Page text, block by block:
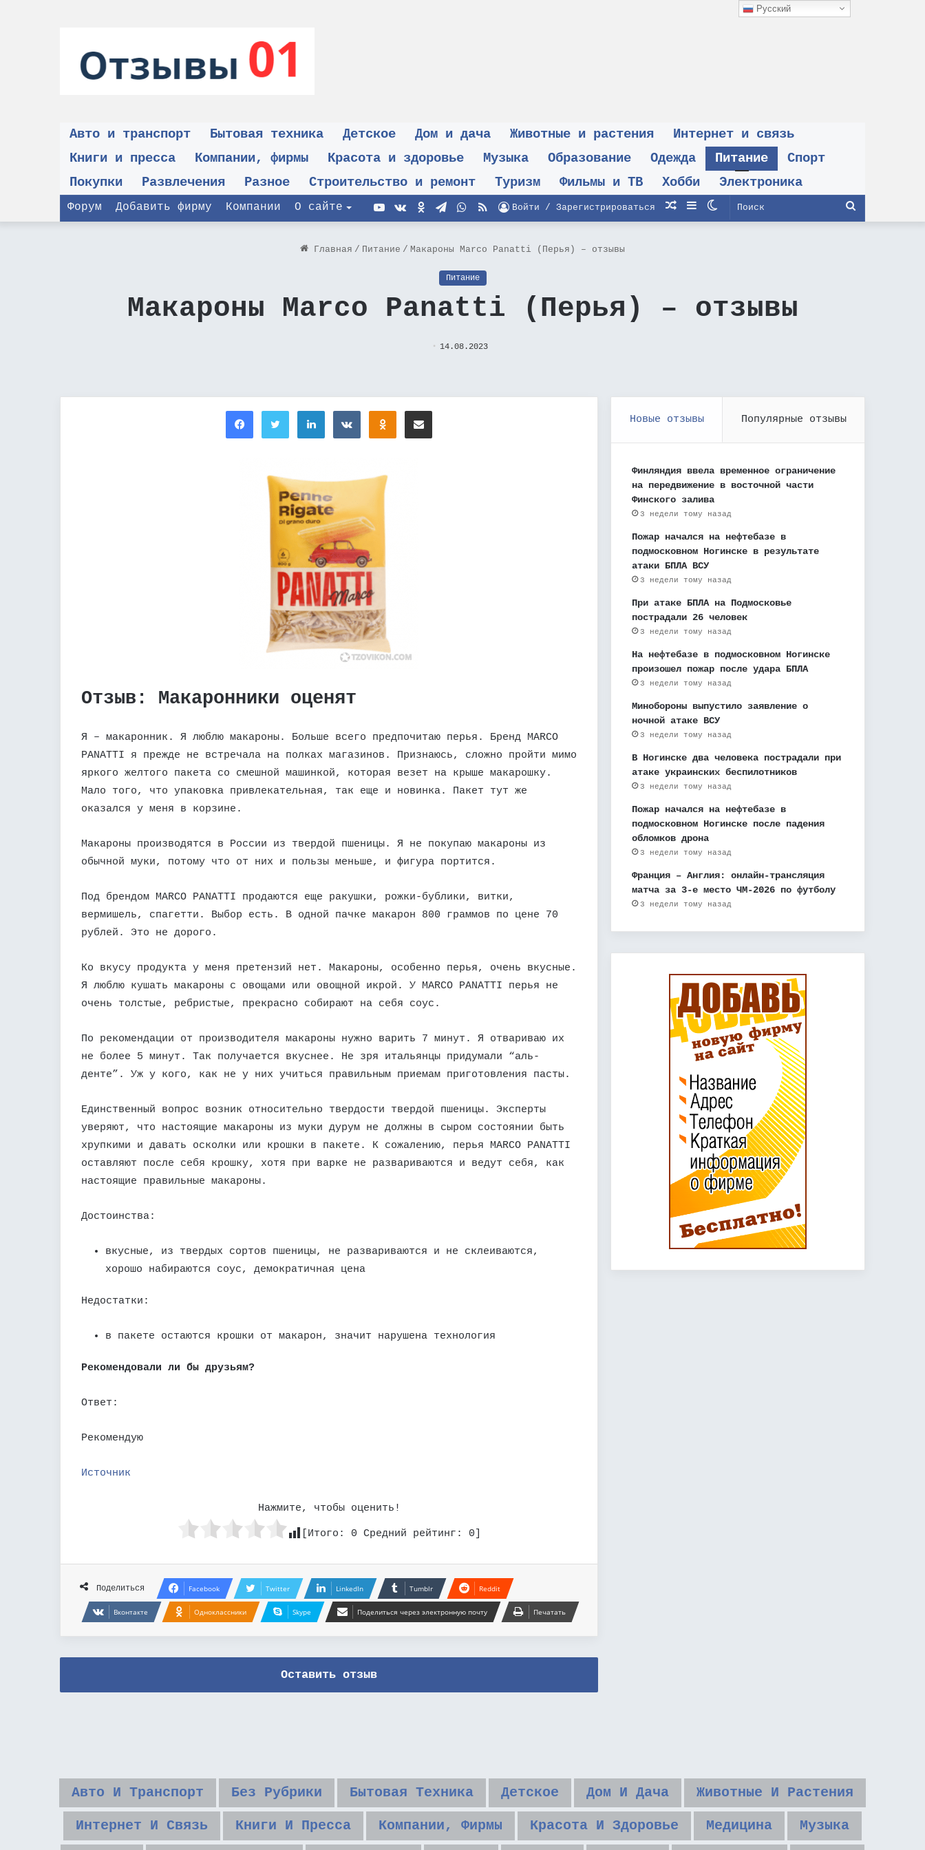
Авто и транспорт Бытовая техника Детское Дом и дача Животные и растения
Интернет и связь
Книги и пресса
Компании, фирмы Красота и здоровье Музыка Образование Одежда Питание
Спорт
Покупки
Развлечения Разное Строительство и ремонт Туризм Фильмы и ТВ Хобби Электроника
Форум Добавить фирму Компании О сайте Поиск
Switch
Sidebar
Случайная
Войти / Зарегистрироваться
RSS
WhatsApp
Telegram
Одноклассники
vk.com
YouTube
Главная / Питание / Макароны Marco Panatti (Перья) – отзывы
Питание
Макароны Marco Panatti (Перья) – отзывы
14.08.2023
FacebookTwitterLinkedInВконтактеОдноклассники
Поделиться через электронную почту
Отзыв: Макаронники оценят
Я – макаронник. Я люблю макароны. Больше всего предпочитаю перья. Бренд MARCO
PANATTI я прежде не встречала на полках магазинов. Признаюсь, сложно пройти мимо
яркого желтого пакета со смешной машинкой, которая везет на крыше макарошку.
Мало того, что упаковка привлекательная, так еще и новинка. Пакет тут же
оказался у меня в корзине.
Макароны производятся в России из твердой пшеницы. Я не покупаю макароны из
обычной муки, потому что от них и пользы меньше, и фигура портится.
Под брендом MARCO PANATTI продаются еще ракушки, рожки-бублики, витки,
вермишель, спагетти. Выбор есть. В одной пачке макарон 800 граммов по цене 70
рублей. Это не дорого.
Ко вкусу продукта у меня претензий нет. Макароны, особенно перья, очень вкусные.
Я люблю кушать макароны с овощами или овощной икрой. У MARCO PANATTI перья не
очень толстые, ребристые, прекрасно собирают на себя соус.
По рекомендации от производителя макароны нужно варить 7 минут. Я отвариваю их
не более 5 минут. Так получается вкуснее. Не зря итальянцы придумали “аль-
денте”. Уж у кого, как не у них учиться правильным приемам приготовления пасты.
Единственный вопрос возник относительно твердости твердой пшеницы. Эксперты
уверяют, что настоящие макароны из муки дурум не должны в сыром состоянии быть
хрупкими и давать осколки или крошки в пакете. К сожалению, перья MARCO PANATTI
оставляют после себя крошку, хотя при варке не развариваются и ведут себя, как
настоящие правильные макароны.
Достоинства:
вкусные, из твердых сортов пшеницы, не развариваются и не склеиваются,
хорошо набираются соус, демократичная цена
Недостатки:
в пакете остаются крошки от макарон, значит нарушена технология
Рекомендовали ли бы друзьям?
Ответ:
Рекомендую
Источник
Нажмите, чтобы оценить!
[Итого: 0 Средний рейтинг: 0
Поделиться Facebook Twitter LinkedIn Tumblr Reddit
Вконтакте Одноклассники Skype Поделиться через электронную почту Печатать
Оставить отзыв
Новые отзывы Популярные отзывы
Финляндия ввела временное ограничение
на передвижение в восточной части
Финского залива
3 недели тому назад
Пожар начался на нефтебазе в
подмосковном Ногинске в результате
атаки БПЛА ВСУ
3 недели тому назад
При атаке БПЛА на Подмосковье
пострадали 26 человек
3 недели тому назад
На нефтебазе в подмосковном Ногинске
произошел пожар после удара БПЛА
3 недели тому назад
Минобороны выпустило заявление о
ночной атаке ВСУ
3 недели тому назад
В Ногинске два человека пострадали при
атаке украинских беспилотников
3 недели тому назад
Пожар начался на нефтебазе в
подмосковном Ногинске после падения
обломков дрона
3 недели тому назад
Франция – Англия: онлайн-трансляция
матча за 3-е место ЧМ-2026 по футболу
3 недели тому назад
Авто И Транспорт Без Рубрики Бытовая Техника Детское Дом И Дача Животные И Растения
Интернет И Связь Книги И Пресса Компании, Фирмы Красота И Здоровье Медицина Музыка
Русский